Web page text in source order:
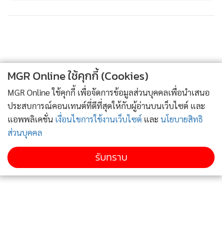
MGR Online ใช้คุกกี้ (Cookies)
MGR Online ใช้คุกกี้ เพื่อจัดการข้อมูลส่วนบุคคลเพื่อนำเสนอ
ประสบการณ์คอนเทนต์ที่ดีที่สุดให้กับผู้อ่านบนเว็บไซต์ และ
แอพพลิเคชั่น เงื่อนไขการใช้งานเว็บไซต์ และ นโยบายสิทธิ
ส่วนบุคคล
รับทราบ